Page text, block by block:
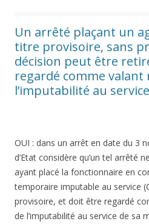
Un arrêté plaçant un
titre provisoire, sans
décision peut être
regardé comme valant
l’imputabilité au
OUI : dans un arrêt en date du 3
d’Etat considère qu’un tel arrêté
ayant placé la fonctionnaire en
temporaire imputable au service
provisoire, et doit être regardé
de l’imputabilité au service de sa